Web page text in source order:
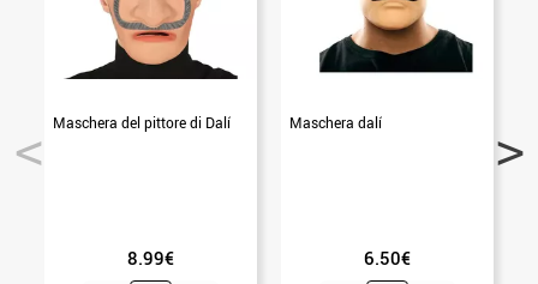
Maschera del pittore di Dalí
8.99€
Maschera dalí
6.50€